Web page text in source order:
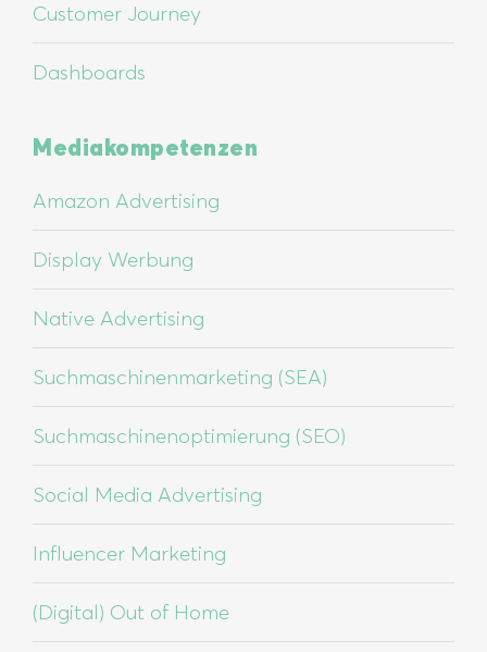
Customer Journey
Dashboards
Mediakompetenzen
Amazon Advertising
Display Werbung
Native Advertising
Suchmaschinenmarketing (SEA)
Suchmaschinenoptimierung (SEO)
Social Media Advertising
Influencer Marketing
(Digital) Out of Home